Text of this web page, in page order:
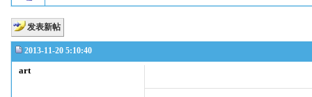
发表新帖
2013-11-20 5:10:40
art